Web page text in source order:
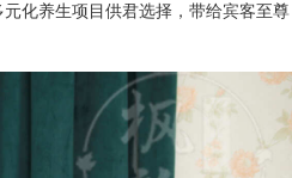
化养生项目供君选择，带给宾客至尊